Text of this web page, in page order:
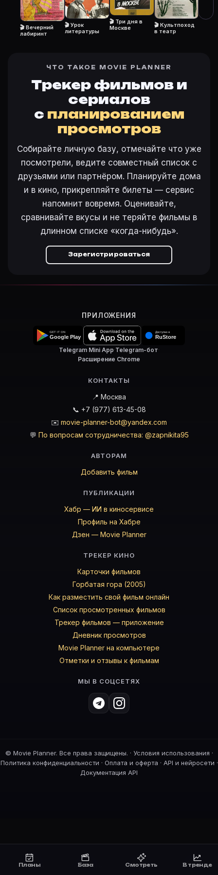
Откройте «Вас вызывает Таймыр (1970)» на Movie
Интересные факты о фильмах·Как вести watchlist
Горбатая гора (2005)
Войти в кабинет— сохранить «Вас вызывает
Планы Смотреть Премьеры В тренде
Планы База Смотреть В тренде
🎬 Вечерний
лабиринт
🎬 Урок
литературы
🎬 Три дня в
Москве
🎬 Культпоход
в театр
ЧТО ТАКОЕ MOVIE PLANNER
Трекер фильмов и
сериалов
с планированием
просмотров
Собирайте личную базу, отмечайте что уже
посмотрели, ведите совместный список с
друзьями или партнёром. Планируйте дома
и в кино, прикрепляйте билеты — сервис
напомнит вовремя. Оценивайте,
сравнивайте вкусы и не теряйте фильмы в
длинном списке «когда-нибудь».
Зарегистрироваться
ПРИЛОЖЕНИЯ
Telegram Mini App·Telegram-бот·
Расширение Chrome
КОНТАКТЫ
📍 Москва
📞 +7 (977) 613-45-08
✉️ movie-planner-bot@yandex.com
💬 По вопросам сотрудничества: @zapnikita95
АВТОРАМ
Добавить фильм
ПУБЛИКАЦИИ
Хабр — ИИ в киносервисе
Профиль на Хабре
Дзен — Movie Planner
ТРЕКЕР КИНО
Карточки фильмов
Горбатая гора (2005)
Как разместить свой фильм онлайн
Список просмотренных фильмов
Трекер фильмов — приложение
Дневник просмотров
Movie Planner на компьютере
Отметки и отзывы к фильмам
МЫ В СОЦСЕТЯХ
© Movie Planner. Все права защищены. · Условия использования ·
Политика конфиденциальности · Оплата и оферта · API и нейросети ·
Документация API